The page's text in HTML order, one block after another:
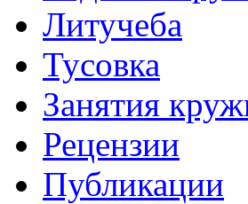
Литучеба
Тусовка
Занятия
Рецензии
Публикации